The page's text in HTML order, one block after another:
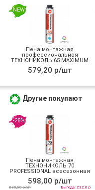
NEW
Пена монтажная
профессиональная
ТЕХНОНИКОЛЬ 65 MAXIMUM
зимняя
579,20 р/шт
Другие покупают
-28%
Пена монтажная
ТЕХНОНИКОЛЬ 70
PROFESSIONAL всесезонная
598,00 р/шт
830,60 р/уп Выгода: 232.6 р